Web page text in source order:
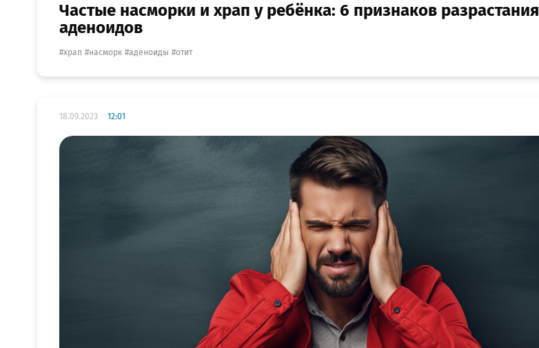
Частые насморки и храп у ребёнка: 6 признаков разрастания
аденоидов
храп насморк аденоиды отит
18.09.2023 12:01